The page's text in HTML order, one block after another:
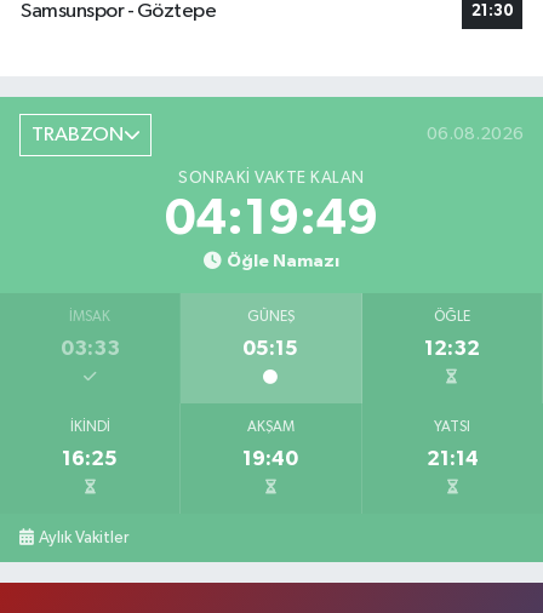
Samsunspor - Göztepe
21:30
TRABZON 06.08.2026
SONRAKI VAKTE KALAN
04:19:48
Öğle Namazı
İMSAK
03:33
GÜNEŞ
05:15
ÖĞLE
12:32
İKINDI
16:25
AKŞAM
19:40
YATSI
21:14
Aylık Vakitler